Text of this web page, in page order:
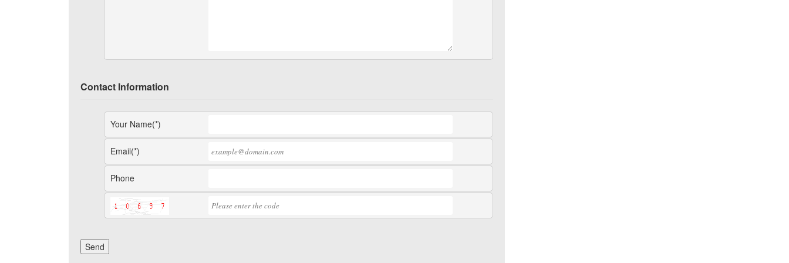
Contact Information
Your Name(*)
Email(*)
Phone
Send